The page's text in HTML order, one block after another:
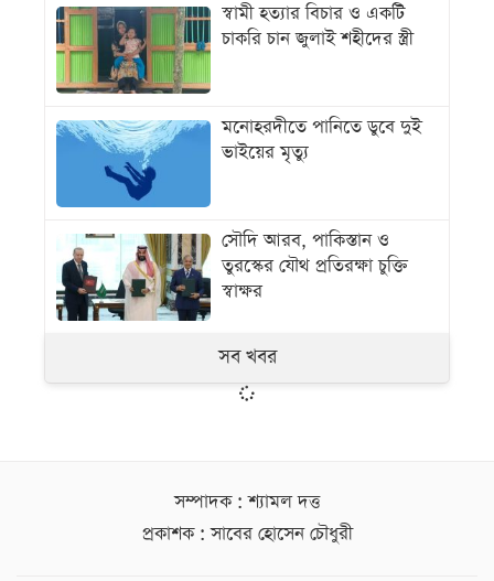
স্বামী হত্যার বিচার ও একটি
চাকরি চান জুলাই শহীদের স্ত্রী
মনোহরদীতে পানিতে ডুবে দুই
ভাইয়ের মৃত্যু
সৌদি আরব, পাকিস্তান ও
তুরস্কের যৌথ প্রতিরক্ষা চুক্তি
স্বাক্ষর
সব খবর
সম্পাদক : শ্যামল দত্ত
প্রকাশক : সাবের হোসেন চৌধুরী